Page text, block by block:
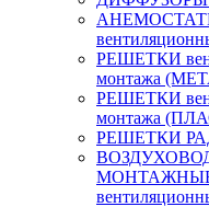
АНЕМОСТАТЫ,
РЕШЕТКИ
монтажа
РЕШЕТКИ
монтажа
РЕШЕТКИ